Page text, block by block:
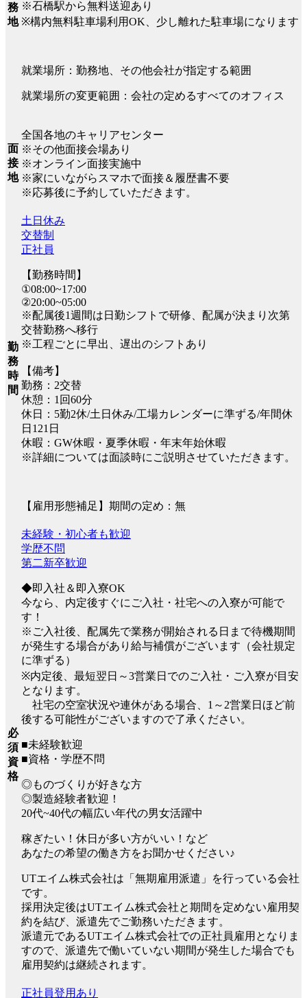
務
地
※石橋駅から無料送迎あり
※構内無料駐車場利用OK、少し離れた駐車場になります
就業場所：勤務地、その他会社が指定する範囲
就業場所の変更範囲：会社の定めるすべてのオフィス
面
接
地
全国各地のキャリアセンター
※その他面接会場あり
※オンライン面接実施中
※家にいながらスマホで面接＆履歴書不要
※応募後に予約していただきます。
勤
務
時
間
土日休み
交替制
正社員
【勤務時間】
①08:00~17:00
②20:00~05:00
※配属後1週間は日勤シフトで研修、配属が決まり次第
交替勤務へ移行
※工程ごとに早出、遅出のシフトあり
【備考】
勤務：2交替
休憩：1回60分
休日：5勤2休/土日休み/工場カレンダーに準ずる/年間休
日121日
休暇：GW休暇・夏季休暇・年末年始休暇
※詳細については面談時にご説明させていただきます。
【雇用形態補足】期間の定め：無
必
須
資
格
未経験・初心者も歓迎
学歴不問
第二新卒歓迎
◆即入社＆即入寮OK
今なら、内定後すぐにご入社・社宅への入寮が可能で
す！
※ご入社後、配属先で業務が開始される日まで待機期間
が発生する場合があり給与補償がございます（会社規定
に準ずる）
※内定後、最短翌日～3営業日でのご入社・ご入寮が目安
となります。
社宅の空室状況や連休がある場合、1～2営業日ほど前
後する可能性がございますので了承ください。
■未経験歓迎
■資格・学歴不問
◎ものづくりが好きな方
◎製造経験者歓迎！
20代~40代の幅広い年代の男女活躍中
稼ぎたい！休日が多い方がいい！など
あなたの希望の働き方をお聞かせください♪
UTエイム株式会社は「無期雇用派遣」を行っている会社
です。
採用決定後はUTエイム株式会社と期間を定めない雇用契
約を結び、派遣先でご勤務いただきます。
派遣元であるUTエイム株式会社での正社員雇用となりま
すので、派遣先で働いていない期間が発生した場合でも
雇用契約は継続されます。
正社員登用あり